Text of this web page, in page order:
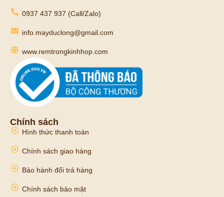
0937 437 937 (Call/Zalo)
info.mayduclong@gmail.com
www.remtrongkinhhop.com
Chính sách
Hình thức thanh toán
Chính sách giao hàng
Bảo hành đổi trả hàng
Chính sách bảo mật